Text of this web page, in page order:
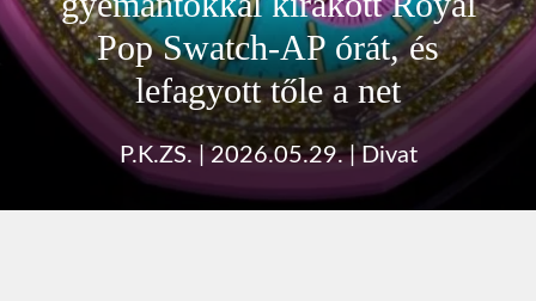
Pop Swatch-AP órát, és
lefagyott tőle a net
P.K.ZS.|2026.05.29.|Divat